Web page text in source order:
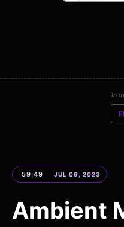
In
59:49 JUL 09, 2023
Ambient